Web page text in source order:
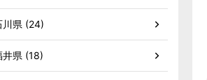
川県 (24)
井県 (18)